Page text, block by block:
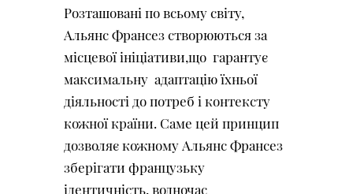
Розташовані по всьому світу,
Альянс Франсез створюються за
місцевої ініціативи,що гарантує
максимальну адаптацію їхньої
діяльності до потреб і контексту
кожної країни. Саме цей принцип
дозволяє кожному Альянс Франсез
зберігати французьку
ідентичність, водночас